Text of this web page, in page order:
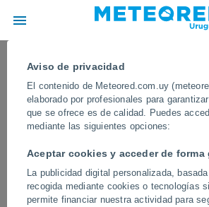
Aviso de privacidad
El contenido de Meteored.com.uy
elaborado por profesionales para
que se ofrece es de calidad. Puedes
mediante las siguientes opciones:
Aceptar cookies y acceder de forma
La publicidad digital personalizada,
recogida mediante cookies o tecnologías
permite financiar nuestra actividad para